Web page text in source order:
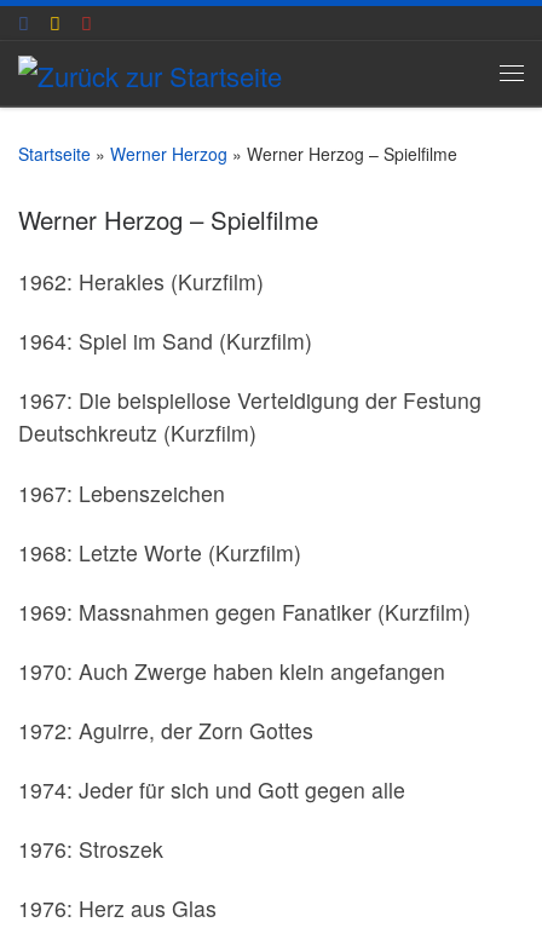
Zum Inhalt springen
Startseite » Werner Herzog » Werner Herzog – Spielfilme
Werner Herzog – Spielfilme
1962: Herakles (Kurzfilm)
1964: Spiel im Sand (Kurzfilm)
1967: Die beispiellose Verteidigung der Festung
Deutschkreutz (Kurzfilm)
1967: Lebenszeichen
1968: Letzte Worte (Kurzfilm)
1969: Massnahmen gegen Fanatiker (Kurzfilm)
1970: Auch Zwerge haben klein angefangen
1972: Aguirre, der Zorn Gottes
1974: Jeder für sich und Gott gegen alle
1976: Stroszek
1976: Herz aus Glas